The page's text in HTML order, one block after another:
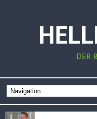
DER